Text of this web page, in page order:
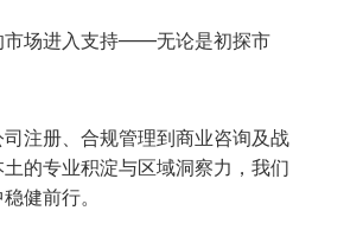
市场进入支持——无论是初探市
注册、合规管理到商业咨询及战
的专业积淀与区域洞察力，我们
健前行。